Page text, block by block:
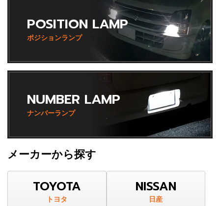
POSITION LAMP
ポジションランプ
NUMBER LAMP
ナンバーランプ
メーカーから探す
TOYOTA
トヨタ
NISSAN
日産